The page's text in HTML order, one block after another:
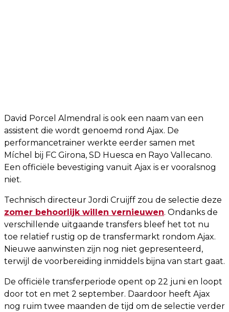
David Porcel Almendral is ook een naam van een
assistent die wordt genoemd rond Ajax. De
performancetrainer werkte eerder samen met
Míchel bij FC Girona, SD Huesca en Rayo Vallecano.
Een officiële bevestiging vanuit Ajax is er vooralsnog
niet.
Technisch directeur Jordi Cruijff zou de selectie deze
zomer behoorlijk willen vernieuwen. Ondanks de
verschillende uitgaande transfers bleef het tot nu
toe relatief rustig op de transfermarkt rondom Ajax.
Nieuwe aanwinsten zijn nog niet gepresenteerd,
terwijl de voorbereiding inmiddels bijna van start gaat.
De officiële transferperiode opent op 22 juni en loopt
door tot en met 2 september. Daardoor heeft Ajax
nog ruim twee maanden de tijd om de selectie verder